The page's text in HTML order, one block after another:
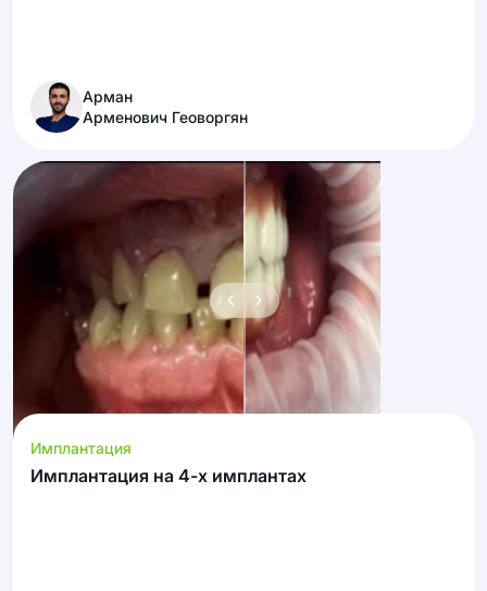
Арман
Арменович Геоворгян
Имплантация
Имплантация на 4-х имплантах